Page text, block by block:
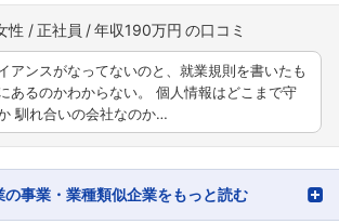
性 正社員 年収190万円
アンスがなってないのと、就業規則を書いたも
あるのかわからない。 個人情報はどこまで守
馴れ合いの会社なのか…
の事業・業種類似企業をもっと読む